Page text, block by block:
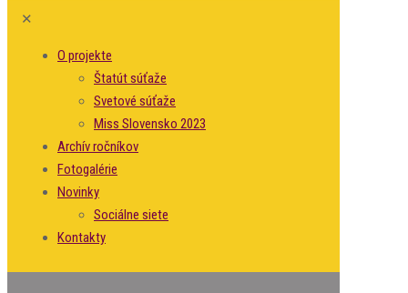
✕
O projekte
Štatút súťaže
Svetové súťaže
Miss Slovensko 2023
Archív ročníkov
Fotogalérie
Novinky
Sociálne siete
Kontakty